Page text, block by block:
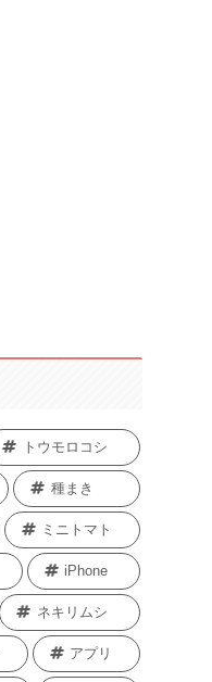
トウモロコシ
種まき
ミニトマト
iPhone
ネキリムシ
アプリ